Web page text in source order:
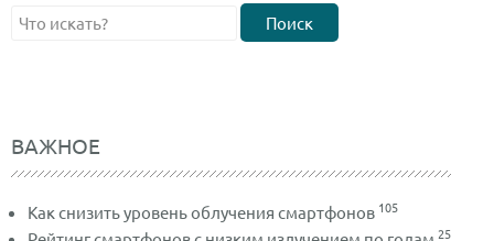
Поиск
ВАЖНОЕ
Как снизить уровень облучения смартфонов 105
25